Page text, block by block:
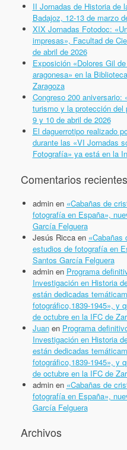
II Jornadas de Historia de
Badajoz, 12-13 de marzo
XIX Jornadas Fotodoc:
impresas», Facultad de
de abril de 2026
Exposición «Dolores Gil
aragonesa» en la
Zaragoza
Congreso 200 aniversario:
turismo y la protección del
9 y 10 de abril de 2026
El daguerrotipo realizado
durante las «VI Jornadas
Fotografía» ya está en la
Comentarios recientes
adminen «Cabañas de
fotografía en España»,
García Felguera
Jesús Riccaen «Cabañas
estudios de fotografía en
Santos García Felguera
adminen Programa
Investigación en Historia
están dedicadas
fotográfico,1839-1945», y
de octubre en la IFC de
Juanen Programa
Investigación en Historia
están dedicadas
fotográfico,1839-1945», y
de octubre en la IFC de
adminen «Cabañas de
fotografía en España»,
García Felguera
Archivos